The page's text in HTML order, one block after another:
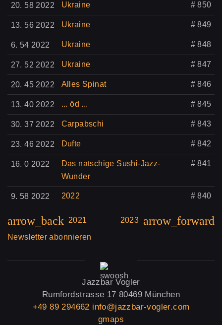
20. 58 2022 Ukraine # 850
13. 56 2022 Ukraine # 849
6. 54 2022 Ukraine # 848
27. 52 2022 Ukraine # 847
20. 45 2022 Alles Spinat # 846
13. 40 2022 ... öd ... # 845
30. 37 2022 Carpabschi # 843
23. 46 2022 Dufte # 842
16. 0 2022
Das natschige Sushi-Jazz-
Wunder
# 841
9. 58 2022 2022 # 840
arrow_back 2021 2023 arrow_forward
Newsletter abonnieren
Jazzbar Vogler
Rumfordstrasse 17 80469 München
+49 89 294662 info@jazzbar-vogler.com
gmaps